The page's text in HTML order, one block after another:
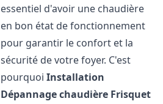
essentiel d'avoir une chaudière
en bon état de fonctionnement
pour garantir le confort et la
sécurité de votre foyer. C'est
pourquoiInstallation
Dépannage chaudière Frisquet